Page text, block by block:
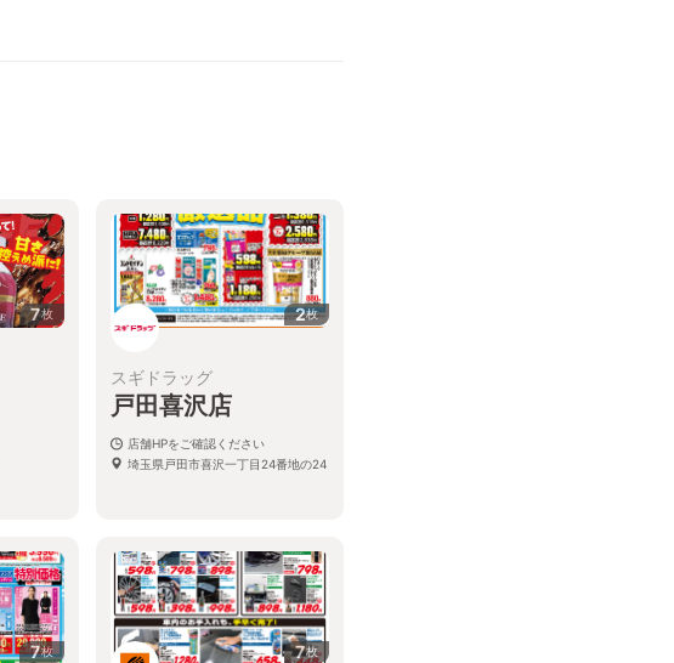
7枚 2枚
スギドラッグ
戸田喜沢店
店舗HPをご確認ください
埼玉県戸田市喜沢一丁目24番地の24
7枚 7枚